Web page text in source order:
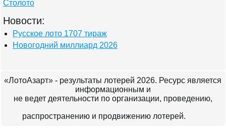
Столото
Новости:
Русское лото 1707 тираж
Новогодний миллиард 2026
«ЛотоАзарт» - результаты лотерей 2026. Ресурс является
информационным и
не ведет деятельности по организации, проведению,
распространению и продвижению лотерей.